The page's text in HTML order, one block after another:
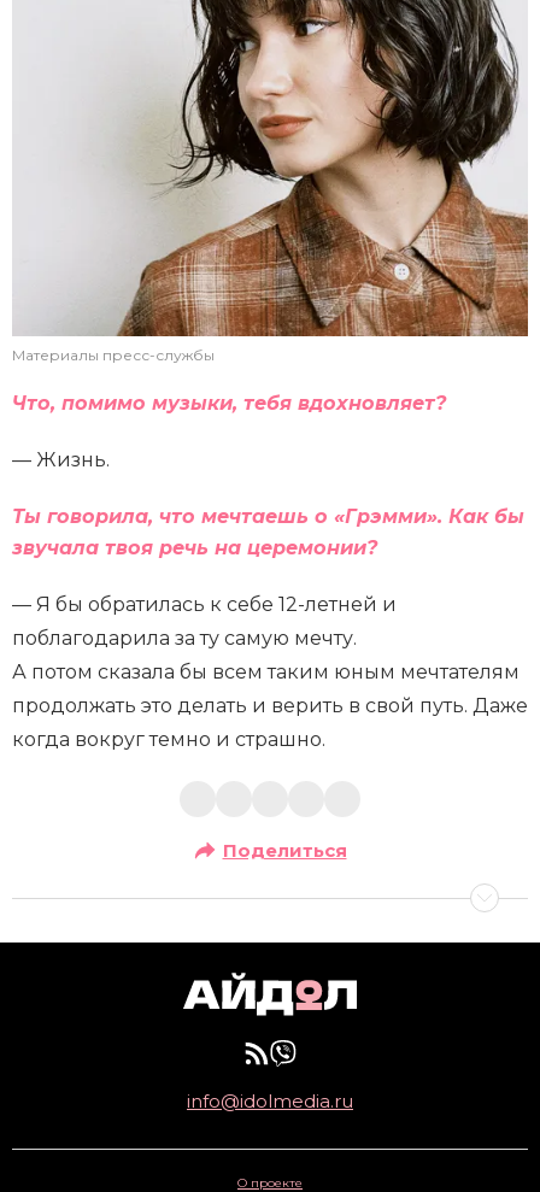
Материалы пресс-службы
Что, помимо музыки, тебя вдохновляет?
— Жизнь.
Ты говорила, что мечтаешь о «Грэмми». Как бы
звучала твоя речь на церемонии?
— Я бы обратилась к себе 12-летней и
поблагодарила за ту самую мечту.
А потом сказала бы всем таким юным мечтателям
продолжать это делать и верить в свой путь. Даже
когда вокруг темно и страшно.
Поделиться
info@idolmedia.ru
О проекте